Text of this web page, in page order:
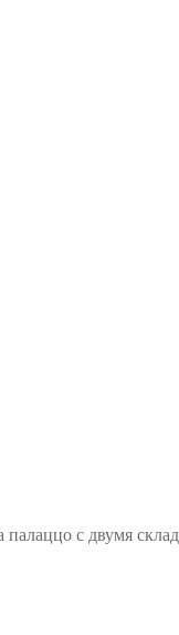
с двумя